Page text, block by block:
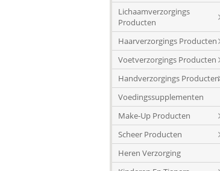
Lichaamverzorgings
Producten
Haarverzorgings Producten
Voetverzorgings Producten
Handverzorgings Producten
Voedingssupplementen
Make-Up Producten
Scheer Producten
Heren Verzorging